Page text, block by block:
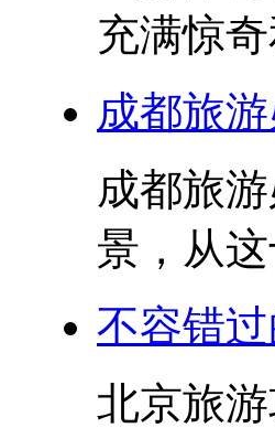
充满惊
成都旅
成都旅
景，从
不容错
北京旅